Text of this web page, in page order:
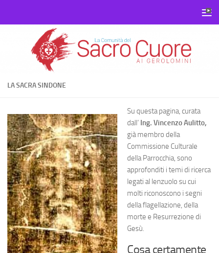
LA SACRA SINDONE
Su questa pagina, curata
dall’ Ing. Vincenzo Aulitto,
già membro della
Commissione Culturale
della Parrocchia, sono
approfonditi i temi di ricerca
legati al lenzuolo su cui
molti riconoscono i segni
della flagellazione, della
morte e Resurrezione di
Gesù.
Cosa certamente